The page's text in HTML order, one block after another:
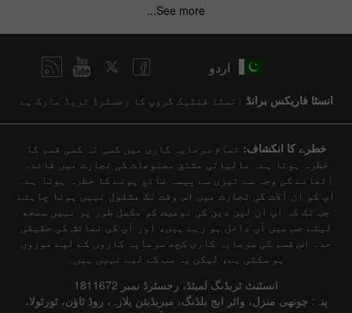
See more...
اردو
انسٹا فاریکس برانڈ انسٹا فنٹیک گروپ کا رجسٹرڈ ٹریڈ مارک ہے
خطرے کا انکشاف: تمام سرمایہ کاری میں کسی نہ کسی قسم کا
خطرہ ہوتا ہے۔ مالیاتی مشتق مصنوعات کی تجارت میں فائدہ
اٹھانے کی وجہ سے تیزی سے پیسہ ضائع ہونے کا خطرہ ہوتا ہے۔
آپ کو ان آلات کی تجارت میں اس وقت تک مشغول نہیں ہونا چاہئے
جب تک کہ آپ ان لین دین کی نوعیت کو مکمل طور پر نہیں سمجھ
لیتے جس میں آپ داخل ہو رہے ہیں، اور آپ کی نمائش کی حقیقی
حد۔ اس قسم کی سرمایہ کاری کچھ سرمایہ کاروں کے لیے موزوں
ہو سکتی ہے، لیکن یہ سب کے لیے نہیں ہیں۔
انسٹنٹ ٹریڈنگ لمیٹڈ، رجسٹرڈ نمبر 1811672
پتہ: چوتھی منزل، واٹر ایج بلڈنگ، میریڈیئن پلازہ، روڈ ٹاؤن، ٹورٹولا،